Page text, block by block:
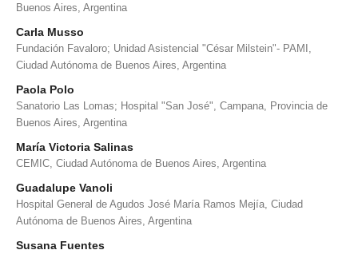
Buenos Aires, Argentina
Carla Musso
Fundación Favaloro; Unidad Asistencial "César Milstein"- PAMI,
Ciudad Autónoma de Buenos Aires, Argentina
Paola Polo
Sanatorio Las Lomas; Hospital "San José", Campana, Provincia de
Buenos Aires, Argentina
María Victoria Salinas
CEMIC, Ciudad Autónoma de Buenos Aires, Argentina
Guadalupe Vanoli
Hospital General de Agudos José María Ramos Mejía, Ciudad
Autónoma de Buenos Aires, Argentina
Susana Fuentes